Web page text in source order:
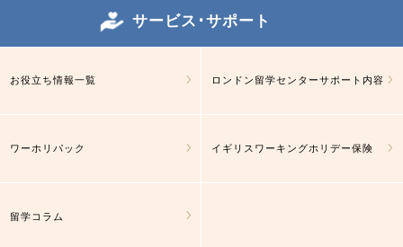
サービス･サポート
お役立ち情報一覧 ロンドン留学センターサポート内容
ワーホリパック イギリスワーキングホリデー保険
留学コラム